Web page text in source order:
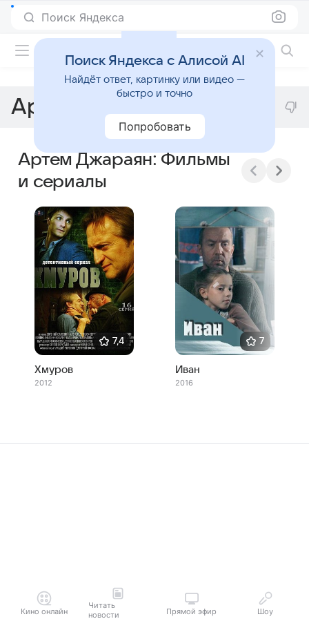
Поиск Яндекса
Артем Джараян
Артем Джараян: Фильмы
и сериалы
7,4
Хмуров
2012
7
Иван
2016
Кино онлайн
Читать
новости
Прямой эфир Шоу
Поиск Яндекса с Алисой AI
Найдёт ответ, картинку или видео —
быстро и точно
Попробовать